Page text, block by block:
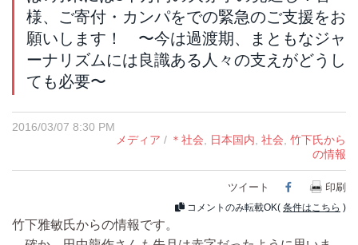
様、ご寄付・カンパをでの緊急のご支援をお
願いします！ 〜今は過渡期、まともなジャ
ーナリズムには良識ある人々の支えがどうし
ても必要〜
2016/03/07 8:30 PM
メディア / ＊社会 日本国内 社会 竹下氏から
の情報
ツイート Facebook
印刷
コメントのみ転載OK( 条件はこちら )
竹下雅敏氏からの情報です。